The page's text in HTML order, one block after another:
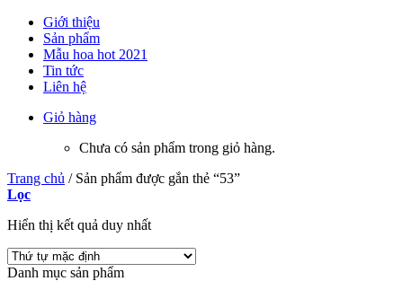
Giới thiệu
Sản phẩm
Mẫu hoa hot 2021
Tin tức
Liên hệ
Giỏ hàng
Chưa có sản phẩm trong giỏ hàng.
Trang chủ /Sản phẩm được gắn thẻ “53”
Lọc
Hiển thị kết quả duy nhất
Danh mục sản phẩm